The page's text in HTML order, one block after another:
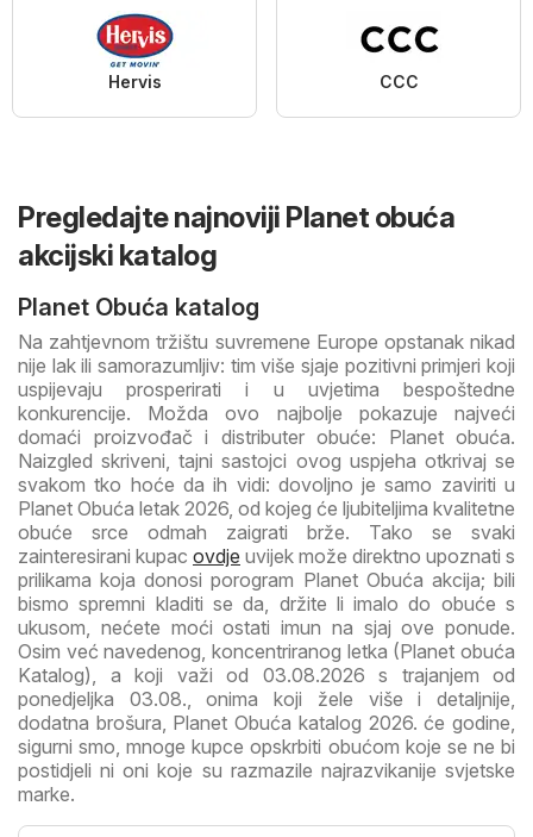
Hervis CCC
Pregledajte najnoviji Planet obuća
akcijski katalog
Planet Obuća katalog
Na zahtjevnom tržištu suvremene Europe opstanak nikad
nije lak ili samorazumljiv: tim više sjaje pozitivni primjeri koji
uspijevaju prosperirati i u uvjetima bespoštedne
konkurencije. Možda ovo najbolje pokazuje najveći
domaći proizvođač i distributer obuće: Planet obuća.
Naizgled skriveni, tajni sastojci ovog uspjeha otkrivaj se
svakom tko hoće da ih vidi: dovoljno je samo zaviriti u
Planet Obuća letak 2026, od kojeg će ljubiteljima kvalitetne
obuće srce odmah zaigrati brže. Tako se svaki
zainteresirani kupac ovdje uvijek može direktno upoznati s
prilikama koja donosi porogram Planet Obuća akcija; bili
bismo spremni kladiti se da, držite li imalo do obuće s
ukusom, nećete moći ostati imun na sjaj ove ponude.
Osim već navedenog, koncentriranog letka (Planet obuća
Katalog), a koji važi od 03.08.2026 s trajanjem od
ponedjeljka 03.08., onima koji žele više i detaljnije,
dodatna brošura, Planet Obuća katalog 2026. će godine,
sigurni smo, mnoge kupce opskrbiti obućom koje se ne bi
postidjeli ni oni koje su razmazile najrazvikanije svjetske
marke.